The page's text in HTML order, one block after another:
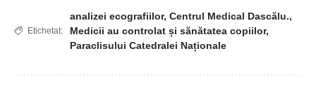
Etichetat:
analizei ecografiilor, Centrul Medical Dascălu.,
Medicii au controlat și sănătatea copiilor,
Paraclisului Catedralei Naționale